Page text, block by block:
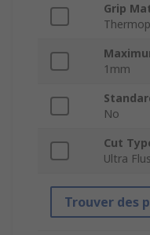
Grip
1mm
No
Cut
Ultra
Trouver des